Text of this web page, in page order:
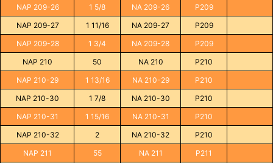
NAP 209-26
1 5/8 NA 209-26
P209
NAP 209-27
1 11/16 NA 209-27
P209
NAP 209-28
1 3/4 NA 209-28
P209
NAP 210
50 NA 210
P210
NAP 210-29
1 13/16 NA 210-29
P210
NAP 210-30
1 7/8 NA 210-30
P210
NAP 210-31
1 15/16 NA 210-31
P210
NAP 210-32
2 NA 210-32
P210
NAP 211
55 NA 211
P211